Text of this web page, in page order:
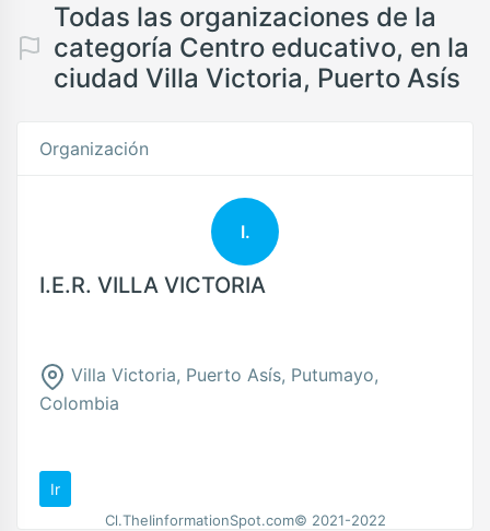
Todas las organizaciones de la
categoría Centro educativo, en la
ciudad Villa Victoria, Puerto Asís
Organización
I.
I.E.R. VILLA VICTORIA
Villa Victoria, Puerto Asís, Putumayo,
Colombia
Ir
Cl.TheIinformationSpot.com© 2021-2022